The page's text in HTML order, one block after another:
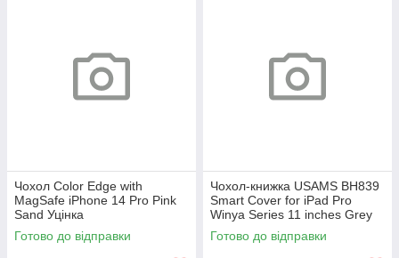
Чохол Color Edge with
MagSafe iPhone 14 Pro Pink
Sand Уцінка
Готово до відправки
Чохол-книжка USAMS BH839
Smart Cover for iPad Pro
Winya Series 11 inches Grey
Уцінка
Готово до відправки